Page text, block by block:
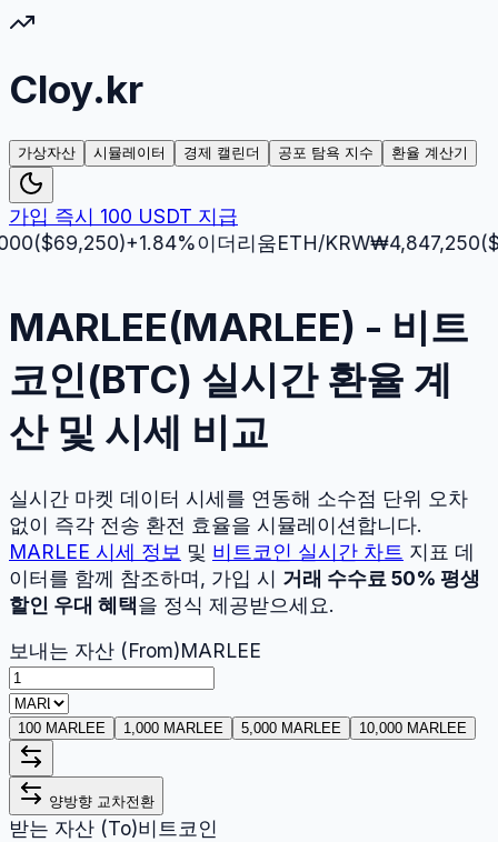
Cloy.kr
가상자산 시뮬레이터 경제 캘린더 공포 탐욕 지수 환율 계산기
가입 즉시 100 USDT 지급
69,250)+1.84%이더리움ETH/KRW₩4,847,250($
MARLEE(MARLEE) - 비트
코인(BTC) 실시간 환율 계
산 및 시세 비교
실시간 마켓 데이터 시세를 연동해 소수점 단위 오차
없이 즉각 전송 환전 효율을 시뮬레이션합니다.
MARLEE 시세 정보 및 비트코인 실시간 차트 지표 데
이터를 함께 참조하며, 가입 시 거래 수수료 50% 평생
할인 우대 혜택을 정식 제공받으세요.
보내는 자산 (From)MARLEE
100 MARLEE 1,000 MARLEE 5,000 MARLEE 10,000 MARLEE
양방향 교차전환
받는 자산 (To)비트코인